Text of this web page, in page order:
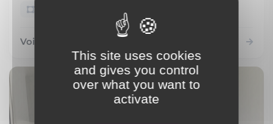
166 m²
Voir le bien
This site uses cookies
and gives you control
over what you want to
activate